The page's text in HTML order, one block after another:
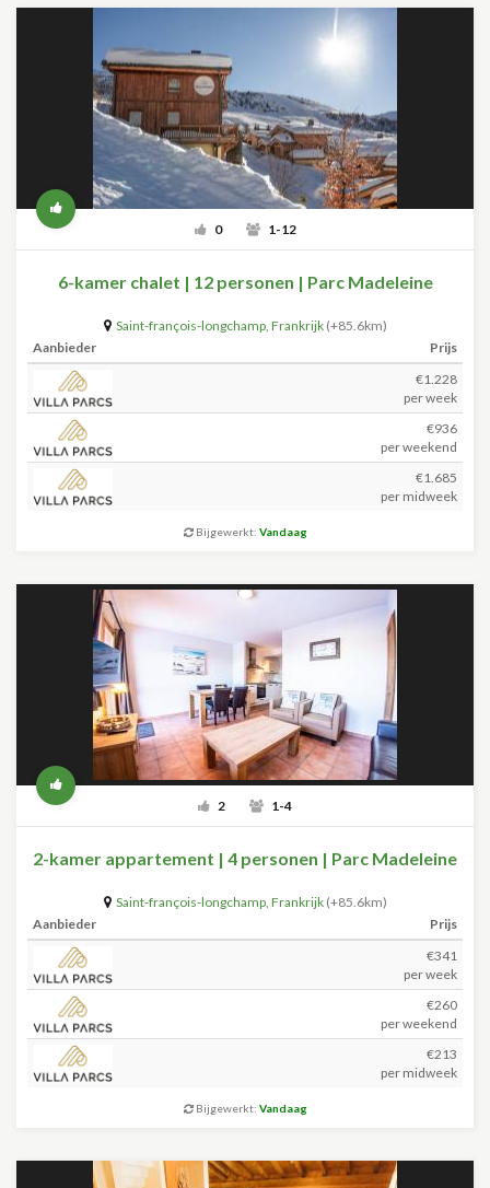
0 1-12
6-kamer chalet | 12 personen | Parc Madeleine
Saint-françois-longchamp, Frankrijk (+85.6km)
Aanbieder
Prijs
€1.228
per week
€936
per weekend
€1.685
per midweek
Bijgewerkt: Vandaag
2 1-4
2-kamer appartement | 4 personen | Parc Madeleine
Saint-françois-longchamp, Frankrijk (+85.6km)
Aanbieder
Prijs
€341
per week
€260
per weekend
€213
per midweek
Bijgewerkt: Vandaag